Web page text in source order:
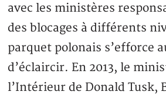
avec les ministères
des blocages à différents
parquet polonais s’efforce
d’éclaircir. En 2013, le
l’Intérieur de Donald Tusk,